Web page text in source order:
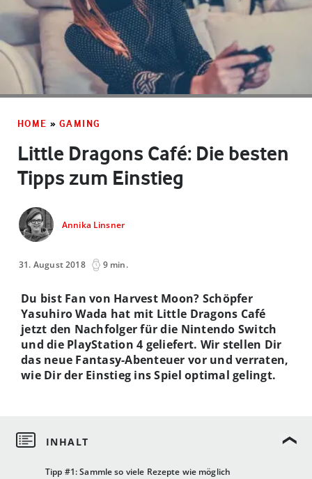
HOME » GAMING
Little Dragons Café: Die besten
Tipps zum Einstieg
Annika Linsner
31. August 2018 9 min.
Tipp #1: Sammle so viele Rezepte wie möglich
Du bist Fan von Harvest Moon? Schöpfer
Yasuhiro Wada hat mit Little Dragons Café
jetzt den Nachfolger für die Nintendo Switch
und die PlayStation 4 geliefert. Wir stellen Dir
das neue Fantasy-Abenteuer vor und verraten,
wie Dir der Einstieg ins Spiel optimal gelingt.